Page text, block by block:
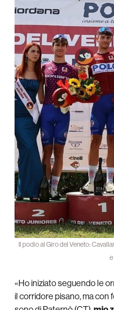
Il podio al Giro del Veneto:
«Ho iniziato seguendo le
il corridore pisano, ma con